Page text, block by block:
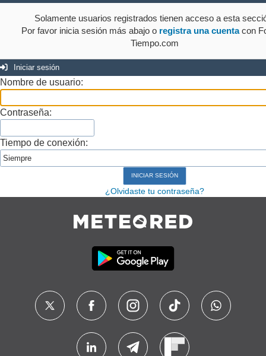
Solamente usuarios registrados tienen acceso a esta
Por favor inicia sesión más abajo o registra una cuentacon
Tiempo.com
Iniciar sesión
Nombre de usuario:
Contraseña:
Tiempo de conexión:
¿Olvidaste tu contraseña?